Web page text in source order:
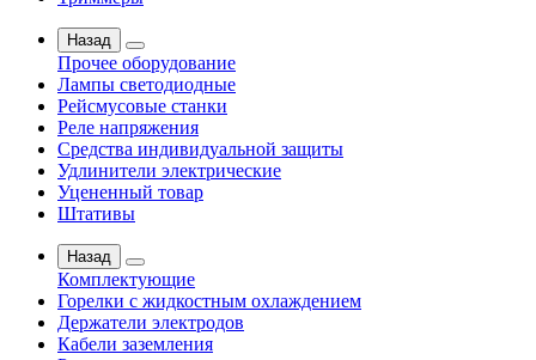
Назад
Прочее оборудование
Лампы светодиодные
Рейсмусовые станки
Реле напряжения
Средства индивидуальной защиты
Удлинители электрические
Уцененный товар
Штативы
Назад
Комплектующие
Горелки с жидкостным охлаждением
Держатели электродов
Кабели заземления